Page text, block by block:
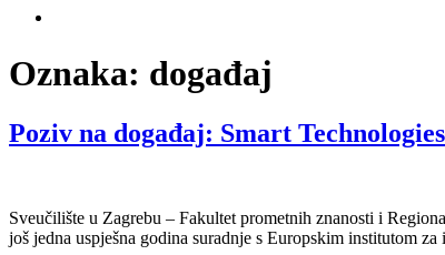
Oznaka: događaj
Poziv na događaj: Smart
Sveučilište u Zagrebu – Fakultet prometnih znanosti i
još jedna uspješna godina suradnje s Europskim institutom